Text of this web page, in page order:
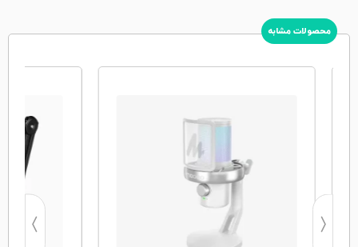
محصولات مشابه